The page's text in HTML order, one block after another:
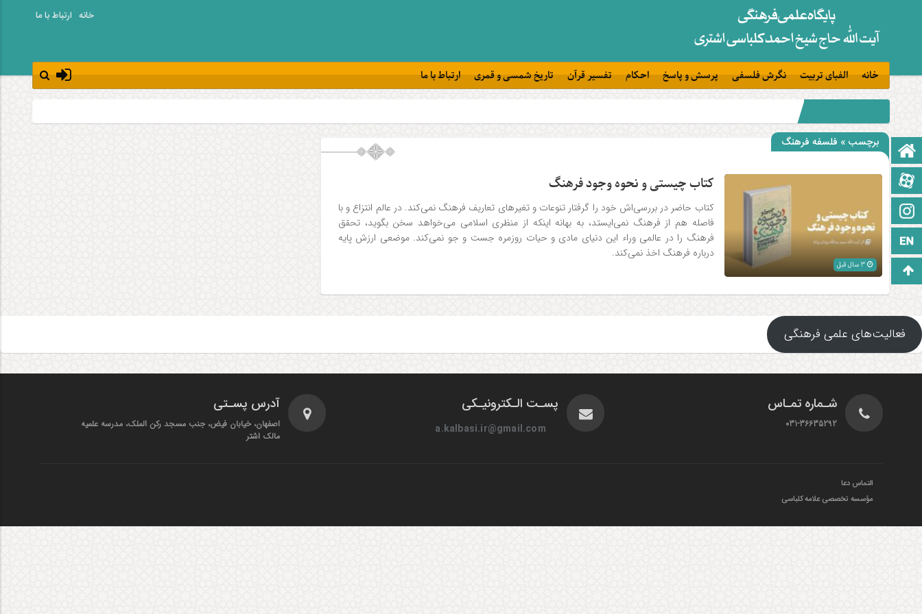
خانه ارتباط با ما
خانه الفبای تربیت نگرش فلسفی پرسش و پاسخ احکام تفسیر قرآن تاریخ شمسی و قمری ارتباط با ما
صفحه نخست
آپارات
اینستاگرام
زبان انگلیسی
برو بالا
برچسب » فلسفه فرهنگ
کتاب چیستی و نحوه وجود فرهنگ
کتاب حاضر در بررسی‌اش خود را گرفتار تنوعات و تغیرهای تعاریف فرهنگ نمی‌کند. در عالم انتزاع و با
فاصله هم از فرهنگ نمی‌ایستد، به بهانه اینکه از منظری اسلامی می‌خواهد سخن بگوید، تحقق
فرهنگ را در عالمی وراء این دنیای مادی و حیات روزمره جست و جو نمی‌کند. موضعی ارزش پایه
درباره فرهنگ اخذ نمی‎‌کند.
فعالیت‌های علمی فرهنگی
شـماره تمـاس
031-36635292
پسـت الـکترونیـکی
a.kalbasi.ir@gmail.com
آدرس پسـتی
اصفهان، خیابان فیض، جنب مسجد رکن الملک، مدرسه علمیه
مالک اشتر
التماس دعا
مؤسسه تخصصی علامه کلباسی